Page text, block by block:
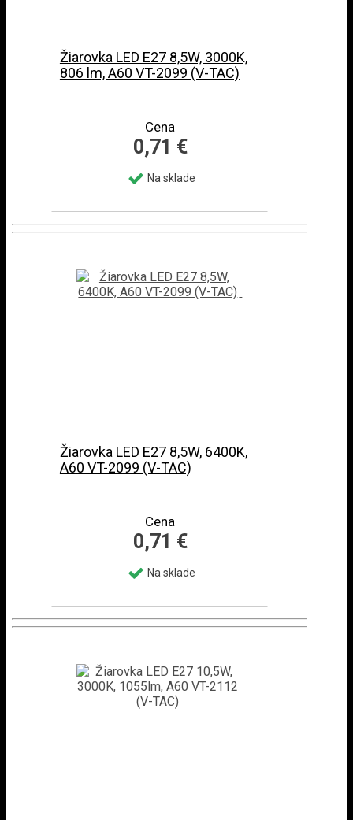
Žiarovka LED E27 8,5W, 3000K,
806 lm, A60 VT-2099 (V-TAC)
Cena
0,71 €
Na sklade
Žiarovka LED E27 8,5W, 6400K,
A60 VT-2099 (V-TAC)
Cena
0,71 €
Na sklade